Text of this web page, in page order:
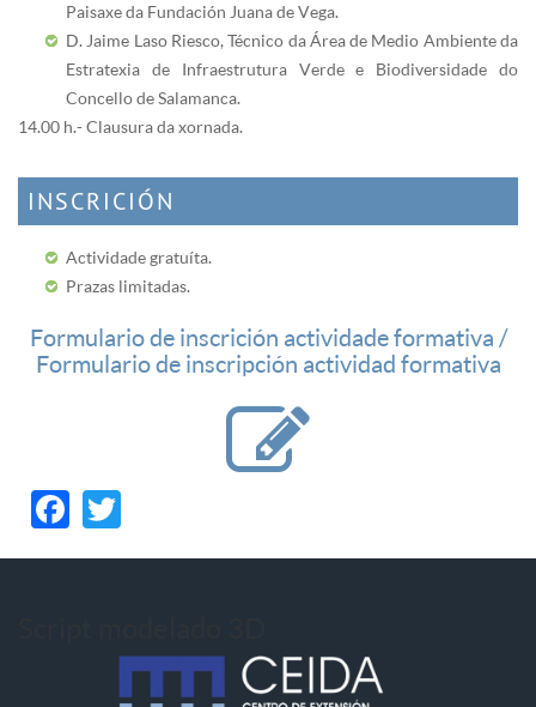
Paisaxe da Fundación Juana de Vega.
D. Jaime Laso Riesco, Técnico da Área de Medio Ambiente da
Estratexia de Infraestrutura Verde e Biodiversidade do
Concello de Salamanca.
14.00 h.- Clausura da xornada.
INSCRICIÓN
Actividade gratuíta.
Prazas limitadas.
Formulario de inscrición actividade formativa /
Formulario de inscripción actividad formativa
Facebook